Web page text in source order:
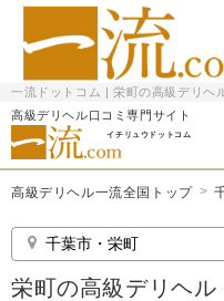
一流ドットコム | 栄町の高級デリヘ
高級デリヘル口コミ専門サイト
イチリュウドットコム
高級デリヘル一流全国トップ
千葉市・栄町
栄町の高級デリヘ